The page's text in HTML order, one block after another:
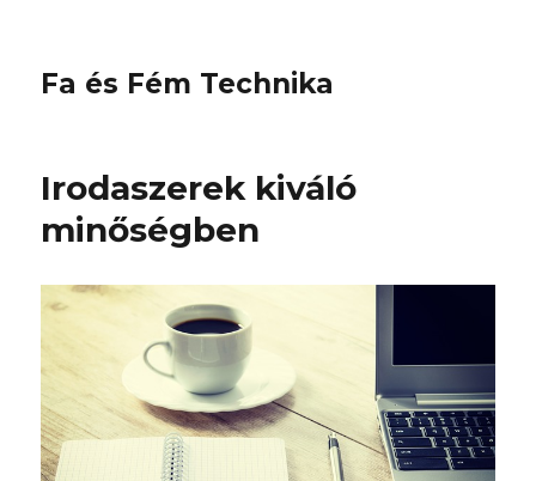
Fa és Fém Technika
Irodaszerek kiváló
minőségben